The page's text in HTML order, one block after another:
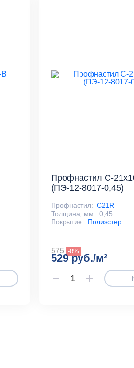
Профнастил С-
(ПЭ-12-8017-0,45)
Профнастил: С21R
Толщина, мм: 0,45
Покрытие:
Полиэстер
575 -8%
529 руб./м²